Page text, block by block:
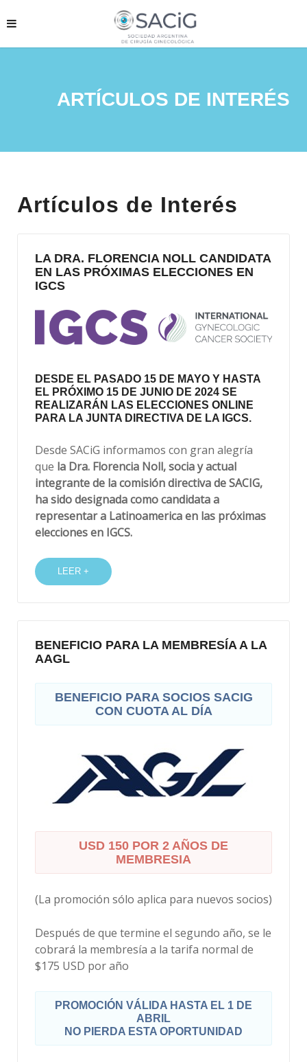
ARTÍCULOS DE INTERÉS
Artículos de Interés
LA DRA. FLORENCIA NOLL CANDIDATA
EN LAS PRÓXIMAS ELECCIONES EN
IGCS
DESDE EL PASADO 15 DE MAYO Y HASTA
EL PRÓXIMO 15 DE JUNIO DE 2024 SE
REALIZARÁN LAS ELECCIONES ONLINE
PARA LA JUNTA DIRECTIVA DE LA IGCS.
Desde SACiG informamos con gran alegría
que la Dra. Florencia Noll, socia y actual
integrante de la comisión directiva de SACIG,
ha sido designada como candidata a
representar a Latinoamerica en las próximas
elecciones en IGCS.
LEER +
BENEFICIO PARA LA MEMBRESÍA A LA
AAGL
BENEFICIO PARA SOCIOS SACIG
CON CUOTA AL DÍA
USD 150 POR 2 AÑOS DE
MEMBRESIA
(La promoción sólo aplica para nuevos socios)
Después de que termine el segundo año, se le
cobrará la membresía a la tarifa normal de
$175 USD por año
PROMOCIÓN VÁLIDA HASTA EL 1 DE
ABRIL
NO PIERDA ESTA OPORTUNIDAD